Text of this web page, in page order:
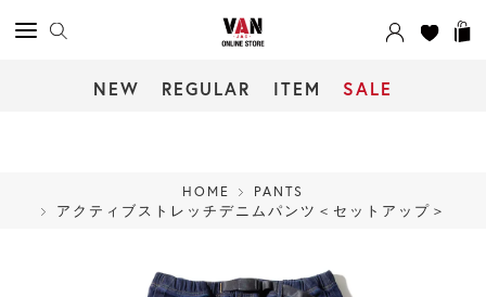
NEW REGULAR ITEM SALE
HOME
PANTS
アクティブストレッチデニムパンツ＜セットアップ＞